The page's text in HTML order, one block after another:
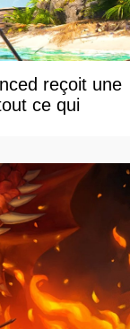
reçoit une
ce qui